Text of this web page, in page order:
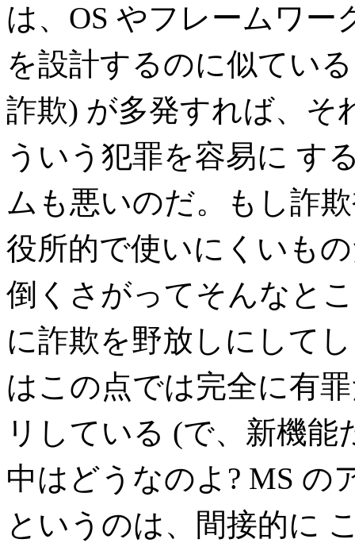
は、OS やフレームワ
を設計するのに似てい
詐欺) が多発すれば、そ
ういう犯罪を容易に す
ムも悪いのだ。もし詐
役所的で使いにくいも
倒くさがってそんなと
に詐欺を野放しにして
はこの点では完全に有
リしている (で、新機
中はどうなのよ? MS の
というのは、間接的に